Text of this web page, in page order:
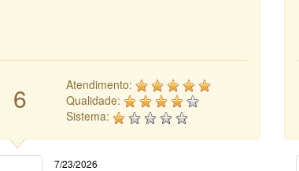
6
Atendimento:
Qualidade:
Sistema:
7/23/2026